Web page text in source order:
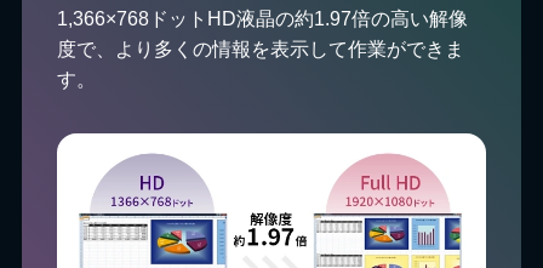
1,366×768ドットHD液晶の約1.97倍の高い解像
度で、より多くの情報を表示して作業ができま
す。